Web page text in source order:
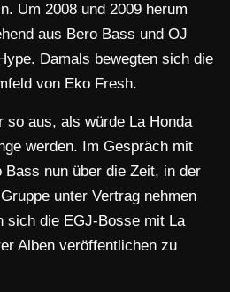
Um 2008 und 2009 herum
aus Bero Bass und OJ
Damals bewegten sich die
von Eko Fresh.
so aus, als würde La Honda
werden. Im Gespräch mit
Bass nun über die Zeit, in der
unter Vertrag nehmen
sich die EGJ-Bosse mit La
Alben veröffentlichen zu